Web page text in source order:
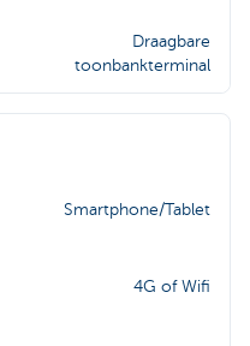
Draagbare
toonbankterminal
Smartphone/Tablet
4G of Wifi